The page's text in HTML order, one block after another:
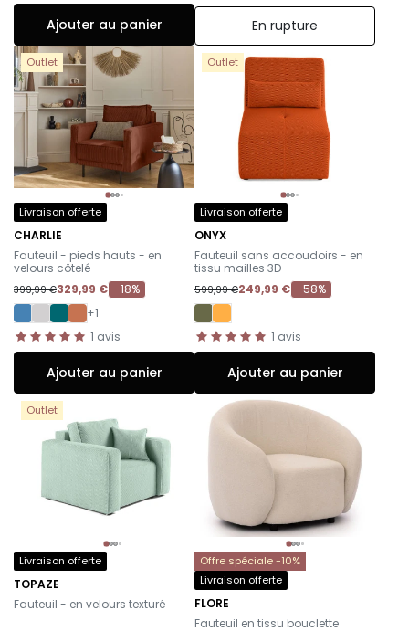
Ajouter au panier En rupture
Outlet
Livraison offerte
CHARLIE
-
Fauteuil - pieds hauts - en
velours côtelé
399,99 €329,99 € -18%
+1
1 avis
Ajouter au panier
Outlet
Livraison offerte
ONYX
-
Fauteuil sans accoudoirs - en
tissu mailles 3D
599,99 €249,99 € -58%
1 avis
Ajouter au panier
Outlet
Livraison offerte
TOPAZE
-
Fauteuil - en velours texturé
Offre spéciale -10%
Livraison offerte
FLORE
-
Fauteuil en tissu bouclette